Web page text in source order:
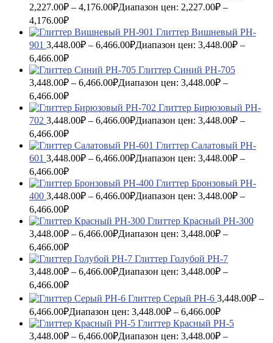
2,227.00₽ – 4,176.00₽Диапазон цен: 2,227.00₽ –
4,176.00₽
Глиттер Вишневый PH-
901 3,448.00₽ – 6,466.00₽Диапазон цен: 3,448.00₽ –
6,466.00₽
Глиттер Синий PH-705
3,448.00₽ – 6,466.00₽Диапазон цен: 3,448.00₽ –
6,466.00₽
Глиттер Бирюзовый PH-
702 3,448.00₽ – 6,466.00₽Диапазон цен: 3,448.00₽ –
6,466.00₽
Глиттер Салатовый PH-
601 3,448.00₽ – 6,466.00₽Диапазон цен: 3,448.00₽ –
6,466.00₽
Глиттер Бронзовый PH-
400 3,448.00₽ – 6,466.00₽Диапазон цен: 3,448.00₽ –
6,466.00₽
Глиттер Красный PH-300
3,448.00₽ – 6,466.00₽Диапазон цен: 3,448.00₽ –
6,466.00₽
Глиттер Голубой PH-7
3,448.00₽ – 6,466.00₽Диапазон цен: 3,448.00₽ –
6,466.00₽
Глиттер Серый PH-6 3,448.00₽ –
6,466.00₽Диапазон цен: 3,448.00₽ – 6,466.00₽
Глиттер Красный PH-5
3,448.00₽ – 6,466.00₽Диапазон цен: 3,448.00₽ –